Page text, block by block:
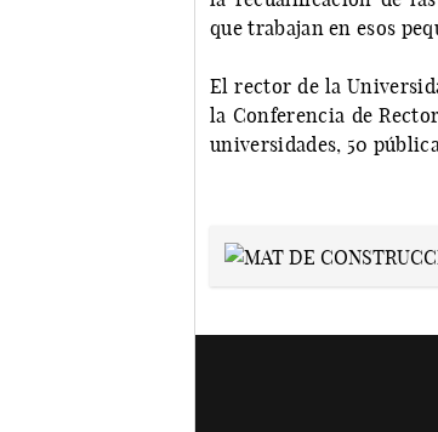
que trabajan en esos
El rector de la
la Conferencia de
universidades, 50